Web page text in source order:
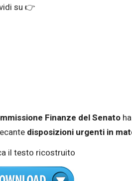
Finanze del Senato
disposizioni urgenti in
il testo ricostruito